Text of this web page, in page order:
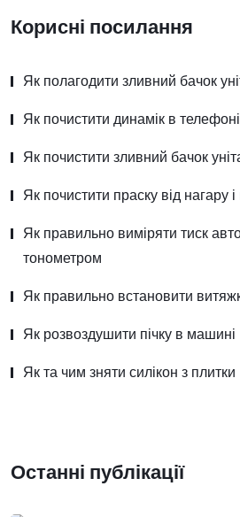
Корисні посилання
Як полагодити зливний бачок
Як почистити динамік в
Як почистити зливний бачок
Як почистити праску від нагару
Як правильно виміряти тиск
тонометром
Як правильно встановити
Як розвоздушити пічку в машині
Як та чим зняти силікон з плитки
Останні публікації